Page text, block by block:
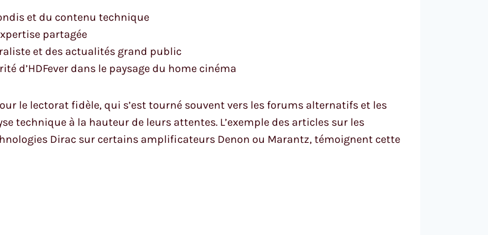
et du contenu technique
partagée
et des actualités grand public
d’HDFever dans le paysage du home cinéma
le lectorat fidèle, qui s’est tourné souvent vers les forums alternatifs et les
technique à la hauteur de leurs attentes. L’exemple des articles sur les
Dirac sur certains amplificateurs Denon ou Marantz, témoignent cette